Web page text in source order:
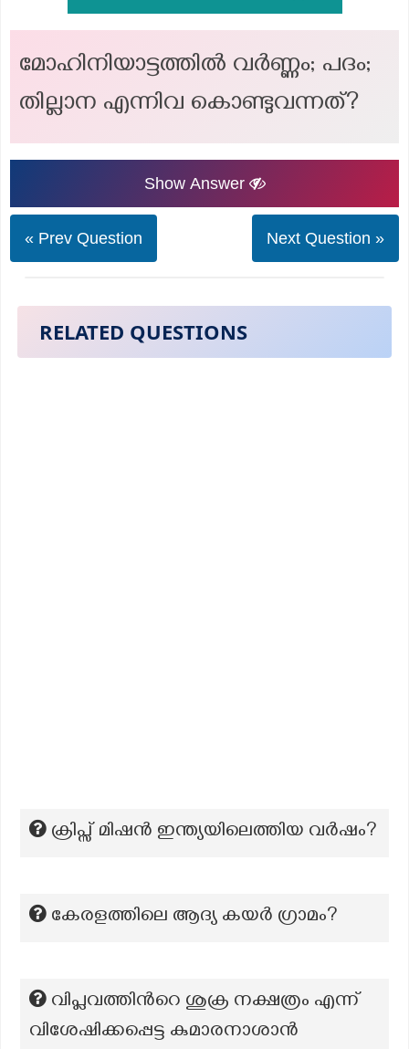
മോഹിനിയാട്ടത്തിൽ വർണ്ണം; പദം;
തില്ലാന എന്നിവ കൊണ്ടുവന്നത്?
Show Answer
« Prev Question Next Question »
RELATED QUESTIONS
ക്രിപ്സ് മിഷൻ ഇന്ത്യയിലെത്തിയ വർഷം?
കേരളത്തിലെ ആദ്യ കയർ ഗ്രാമം?
വിപ്ലവത്തിൻറെ ശുക്ര നക്ഷത്രം എന്ന്
വിശേഷിക്കപ്പെട്ട കുമാരനാശാൻ